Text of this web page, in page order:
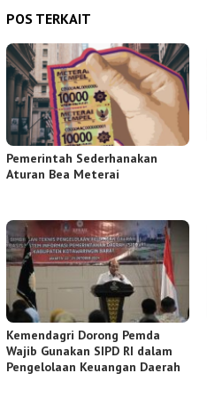
POS TERKAIT
Pemerintah Sederhanakan
Aturan Bea Meterai
Kemendagri Dorong Pemda
Wajib Gunakan SIPD RI dalam
Pengelolaan Keuangan Daerah